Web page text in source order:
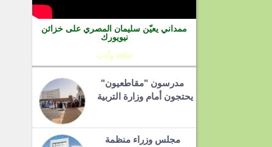
ممداني يعيّن سليمان المصري على خزائن
نيويورك
ثقافة وأدب
مدرسون "مقاطعيون"
يحتجون أمام وزارة التربية
مجلس وزراء منظمة